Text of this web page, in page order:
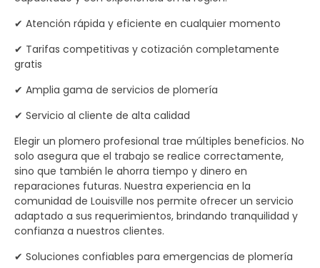
✔ Atención rápida y eficiente en cualquier momento
✔ Tarifas competitivas y cotización completamente
gratis
✔ Amplia gama de servicios de plomería
✔ Servicio al cliente de alta calidad
Elegir un plomero profesional trae múltiples beneficios. No
solo asegura que el trabajo se realice correctamente,
sino que también le ahorra tiempo y dinero en
reparaciones futuras. Nuestra experiencia en la
comunidad de Louisville nos permite ofrecer un servicio
adaptado a sus requerimientos, brindando tranquilidad y
confianza a nuestros clientes.
✔ Soluciones confiables para emergencias de plomería